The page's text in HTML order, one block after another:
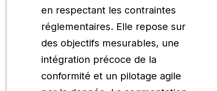
en respectant les contraintes
réglementaires. Elle repose sur
des objectifs mesurables, une
intégration précoce de la
conformité et un pilotage agile